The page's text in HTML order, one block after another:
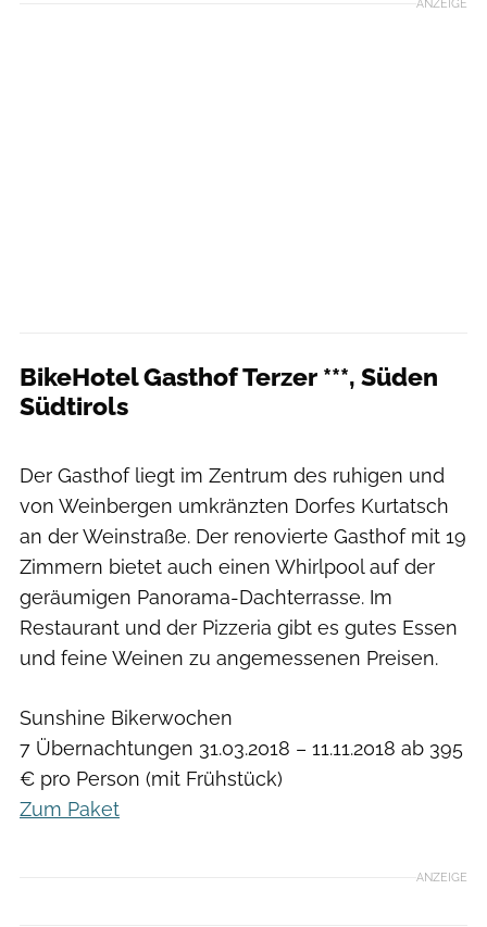
ANZEIGE
BikeHotel Gasthof Terzer ***, Süden
Südtirols
Der Gasthof liegt im Zentrum des ruhigen und
von Weinbergen umkränzten Dorfes Kurtatsch
an der Weinstraße. Der renovierte Gasthof mit 19
Zimmern bietet auch einen Whirlpool auf der
geräumigen Panorama-Dachterrasse. Im
Restaurant und der Pizzeria gibt es gutes Essen
und feine Weinen zu angemessenen Preisen.
Sunshine Bikerwochen
7 Übernachtungen 31.03.2018 – 11.11.2018 ab 395
€ pro Person (mit Frühstück)
Zum Paket
ANZEIGE